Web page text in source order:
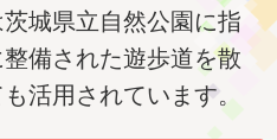
城県立自然公園に指
備された遊歩道を散
活用されています。